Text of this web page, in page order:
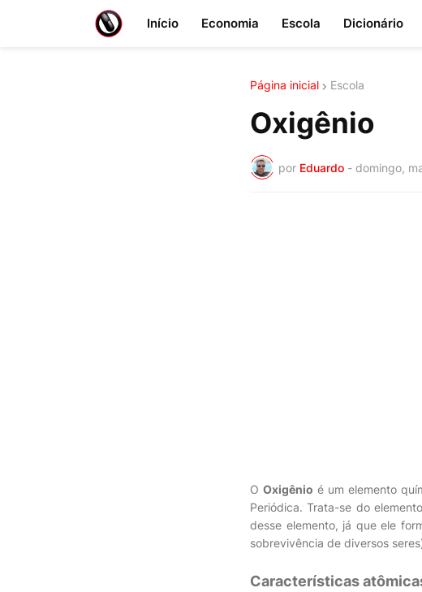
Início Economia Escola Dicionário
Página inicial Escola
Oxigênio
por Eduardo - domingo,
O Oxigênio é um elemento
Periódica. Trata-se do
desse elemento, já que ele
sobrevivência de diversos
Características